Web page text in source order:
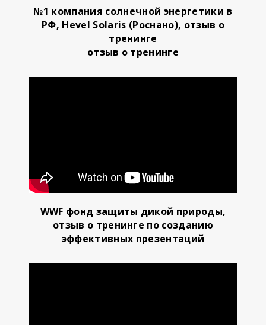
№1 компания солнечной энергетики в
РФ, Hevel Solaris (Роснано), отзыв о
тренинге
отзыв о тренинге
WWF фонд защиты дикой природы,
отзыв о тренинге по созданию
эффективных презентаций